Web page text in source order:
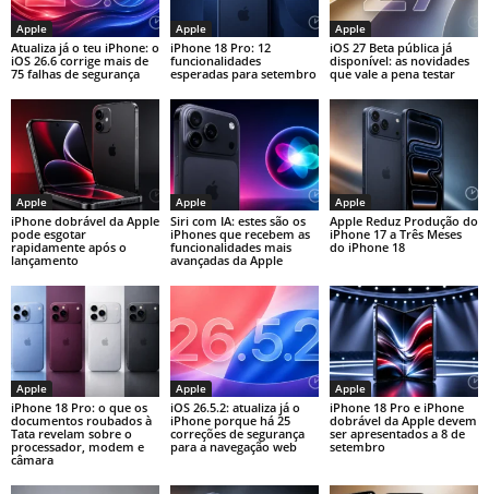
Apple
Atualiza já o teu iPhone: o
iOS 26.6 corrige mais de
75 falhas de segurança
Apple
iPhone 18 Pro: 12
funcionalidades
esperadas para setembro
Apple
iOS 27 Beta pública já
disponível: as novidades
que vale a pena testar
Apple
iPhone dobrável da Apple
pode esgotar
rapidamente após o
lançamento
Apple
Siri com IA: estes são os
iPhones que recebem as
funcionalidades mais
avançadas da Apple
Apple
Apple Reduz Produção do
iPhone 17 a Três Meses
do iPhone 18
Apple
iPhone 18 Pro: o que os
documentos roubados à
Tata revelam sobre o
processador, modem e
câmara
Apple
iOS 26.5.2: atualiza já o
iPhone porque há 25
correções de segurança
para a navegação web
Apple
iPhone 18 Pro e iPhone
dobrável da Apple devem
ser apresentados a 8 de
setembro